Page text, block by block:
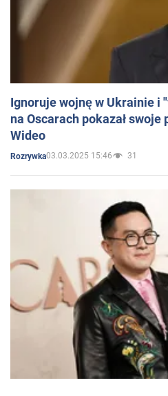
Ignoruje wojnę w Ukrainie i
na Oscarach pokazał
Wideo
Rozrywka03.03.2025 15:46 31